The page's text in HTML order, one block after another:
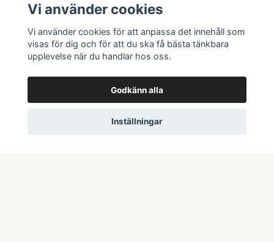
Kontakta oss
Köpvillkor
Prenumerera på vårt nyhetsbrev
Vi använder cookies
Vi använder cookies för att anpassa det innehåll som
visas för dig och för att du ska få bästa tänkbara
upplevelse när du handlar hos oss.
Godkänn alla
Inställningar